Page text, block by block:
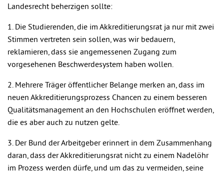
Landesrecht beherzigen sollte:
1. Die Studierenden, die im Akkreditierungsrat ja nur mit zwei
Stimmen vertreten sein sollen, was wir bedauern,
reklamieren, dass sie angemessenen Zugang zum
vorgesehenen Beschwerdesystem haben wollen.
2. Mehrere Träger öffentlicher Belange merken an, dass im
neuen Akkreditierungsprozess Chancen zu einem besseren
Qualitätsmanagement an den Hochschulen eröffnet werden,
die es aber auch zu nutzen gelte.
3. Der Bund der Arbeitgeber erinnert in dem Zusammenhang
daran, dass der Akkreditierungsrat nicht zu einem Nadelöhr
im Prozess werden dürfe, und um das zu vermeiden, seine